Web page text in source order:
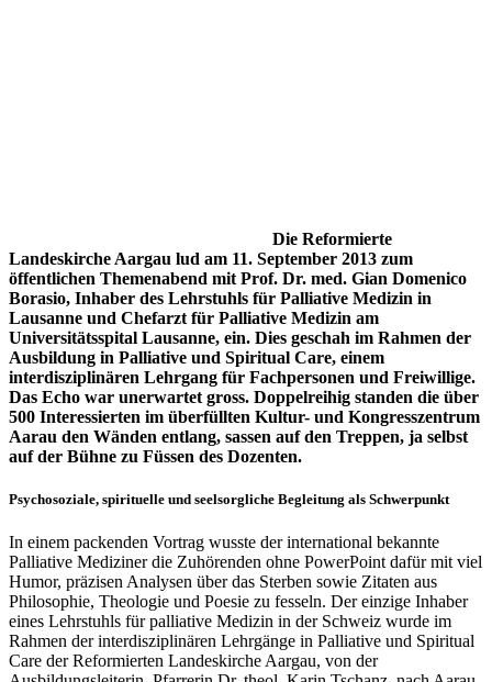
Die Reformierte
Landeskirche Aargau lud am 11. September 2013 zum
öffentlichen Themenabend mit Prof. Dr. med. Gian Domenico
Borasio, Inhaber des Lehrstuhls für Palliative Medizin in
Lausanne und Chefarzt für Palliative Medizin am
Universitätsspital Lausanne, ein. Dies geschah im Rahmen der
Ausbildung in Palliative und Spiritual Care, einem
interdisziplinären Lehrgang für Fachpersonen und Freiwillige.
Das Echo war unerwartet gross. Doppelreihig standen die über
500 Interessierten im überfüllten Kultur- und Kongresszentrum
Aarau den Wänden entlang, sassen auf den Treppen, ja selbst
auf der Bühne zu Füssen des Dozenten.
Psychosoziale, spirituelle und seelsorgliche Begleitung als Schwerpunkt
In einem packenden Vortrag wusste der international bekannte
Palliative Mediziner die Zuhörenden ohne PowerPoint dafür mit viel
Humor, präzisen Analysen über das Sterben sowie Zitaten aus
Philosophie, Theologie und Poesie zu fesseln. Der einzige Inhaber
eines Lehrstuhls für palliative Medizin in der Schweiz wurde im
Rahmen der interdisziplinären Lehrgänge in Palliative und Spiritual
Care der Reformierten Landeskirche Aargau, von der